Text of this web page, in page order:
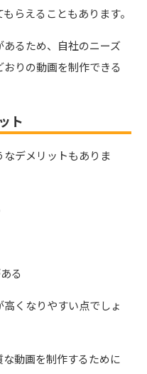
らえることもあります。
るため、自社のニーズ
りの動画を制作できる
ト
デメリットもありま
る
くなりやすい点でしょ
動画を制作するために